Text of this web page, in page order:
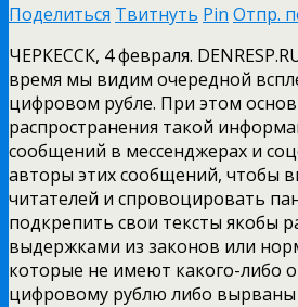
Поделиться Твитнуть Pin Отпр.
ЧЕРКЕССК, 4 февраля.
время мы видим очередной
цифровом рубле. При этом
распространения такой
сообщений в мессенджерах и
авторы этих сообщений, чтобы
читателей и спровоцировать
подкрепить свои тексты якобы
выдержками из законов или
которые не имеют какого-либо
цифровому рублю либо вырваны